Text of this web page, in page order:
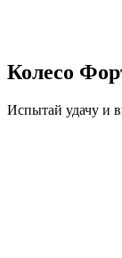
Колесо
Испытай удачу и